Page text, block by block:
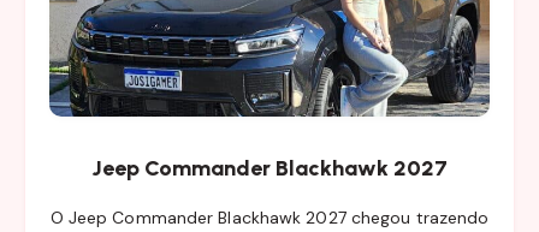
Jeep Commander Blackhawk 2027
O Jeep Commander Blackhawk 2027 chegou trazendo